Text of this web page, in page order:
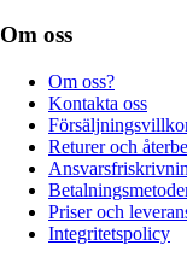
Om oss
Om oss?
Kontakta oss
Returer och
Priser och
Integritetspolicy